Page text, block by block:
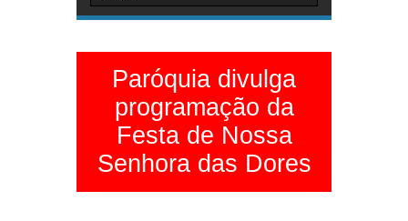
Paróquia divulga
programação da
Festa de Nossa
Senhora das Dores